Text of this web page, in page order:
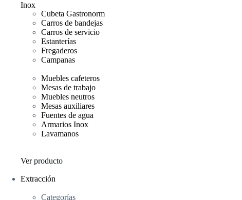
Inox
Cubeta Gastronorm
Carros de bandejas
Carros de servicio
Estanterías
Fregaderos
Campanas
Muebles cafeteros
Mesas de trabajo
Muebles neutros
Mesas auxiliares
Fuentes de agua
Armarios Inox
Lavamanos
Ver producto
Extracción
Categorías